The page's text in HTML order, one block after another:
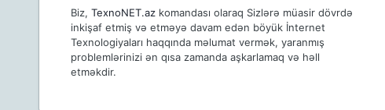
Biz, TexnoNET.azkomandası olaraq Sizlərə müasir dövrdə
inkişaf etmiş və etməyə davam edən böyük İnternet
Texnologiyaları haqqında məlumat vermək, yaranmış
problemlərinizi ən qısa zamanda aşkarlamaq və həll
etməkdir.